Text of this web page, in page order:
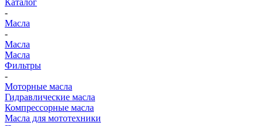
Каталог
-
Масла
-
Масла
Масла
Фильтры
-
Моторные масла
Гидравлические масла
Компрессорные масла
Масла для мототехники